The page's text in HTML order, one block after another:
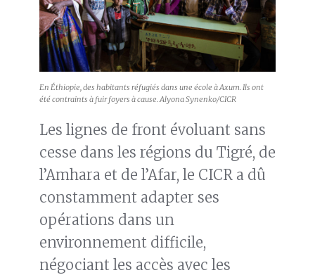
En Éthiopie, des habitants réfugiés dans une école à Axum. Ils ont
été contraints à fuir foyers à cause. Alyona Synenko/CICR
Les lignes de front évoluant sans
cesse dans les régions du Tigré, de
l’Amhara et de l’Afar, le CICR a dû
constamment adapter ses
opérations dans un
environnement difficile,
négociant les accès avec les